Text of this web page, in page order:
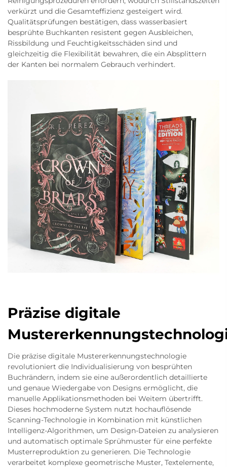
verkürzt und die Gesamteffizienz gesteigert wird.
Qualitätsprüfungen bestätigen, dass wasserbasiert
besprühte Buchkanten resistent gegen Ausbleichen,
Rissbildung und Feuchtigkeitsschäden sind und
gleichzeitig die Flexibilität bewahren, die ein Absplittern
der Kanten bei normalem Gebrauch verhindert.
Präzise digitale
Die präzise digitale Mustererkennungstechnologie
revolutioniert die Individualisierung von besprühten
Buchrändern, indem sie eine außerordentlich detaillierte
und genaue Wiedergabe von Designs ermöglicht, die
manuelle Applikationsmethoden bei Weitem übertrifft.
Dieses hochmoderne System nutzt hochauflösende
Scanning-Technologie in Kombination mit künstlichen
Intelligenz-Algorithmen, um Design-Dateien zu analysieren
und automatisch optimale Sprühmuster für eine perfekte
Musterreproduktion zu generieren. Die Technologie
verarbeitet komplexe geometrische Muster, Textelemente,